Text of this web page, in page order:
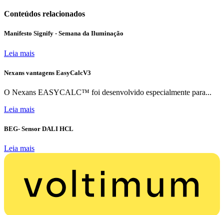
Conteúdos relacionados
Manifesto Signify - Semana da Iluminação
Leia mais
Nexans vantagens EasyCalcV3
O Nexans EASYCALC™ foi desenvolvido especialmente para...
Leia mais
BEG- Sensor DALI HCL
Leia mais